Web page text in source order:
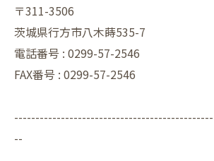
〒311-3506
茨城県行方市八木蒔535-7
電話番号 : 0299-57-2546
FAX番号 : 0299-57-2546
--